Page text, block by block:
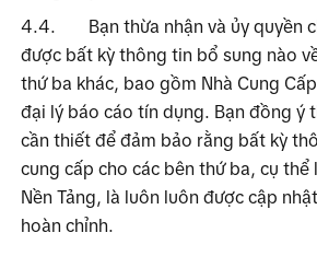
4.4.
Bạn thừa nhận và ủy quyền
được bất kỳ thông tin bổ sung nào
thứ ba khác, bao gồm Nhà Cung
đại lý báo cáo tín dụng. Bạn đồng ý
cần thiết để đảm bảo rằng bất kỳ
cung cấp cho các bên thứ ba, cụ thể
Nền Tảng, là luôn luôn được cập
hoàn chỉnh.